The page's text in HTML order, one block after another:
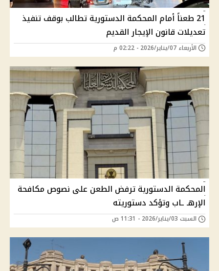
21 طعناً أمام المحكمة الدستورية تطالب بوقف تنفيذ
تعديلات قانون الإيجار القديم
الأربعاء 07/يناير/2026 - 02:22 م
المحكمة الدستورية ترفض الطعن على نصوص مكافحة
الإرهـ ـاب وتؤكد دستوريته
السبت 03/يناير/2026 - 11:31 ص